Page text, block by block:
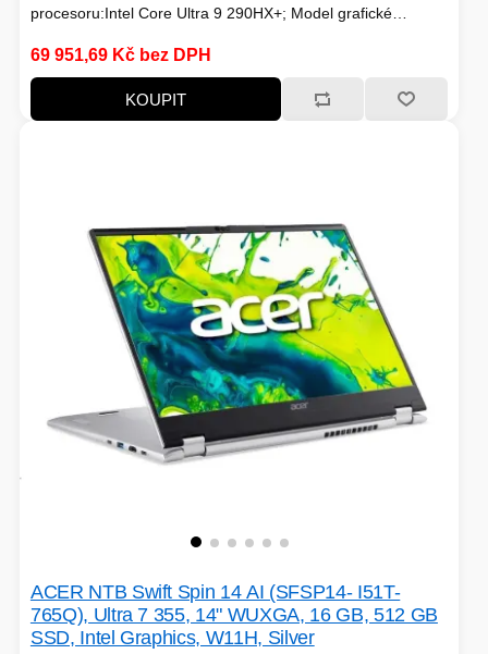
procesoru:Intel Core Ultra 9 290HX+; Model grafické
panelu:IPS; Úhlopříčka displeje ("):16; Rozlišení
displeje:2560x1600; Formát obrazovky:16:10; Povrchová
úprava displeje:Matný; Typ disku:SSD
69 951,69 Kč bez DPH
KOUPIT
ACER NTB Swift Spin 14 AI (SFSP14- I51T-
765Q), Ultra 7 355, 14" WUXGA, 16 GB, 512 GB
SSD, Intel Graphics, W11H, Silver